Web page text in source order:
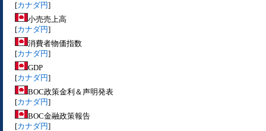
[カナダ円]
小売売上高
[カナダ円]
消費者物価指数
[カナダ円]
GDP
[カナダ円]
BOC政策金利＆声明発表
[カナダ円]
BOC金融政策報告
[カナダ円]